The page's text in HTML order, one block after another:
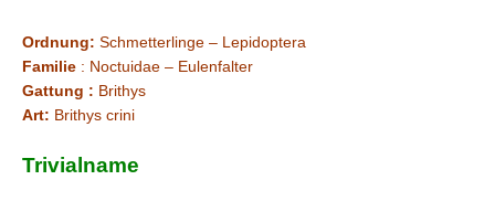
Ordnung: Schmetterlinge – Lepidoptera
Familie : Noctuidae – Eulenfalter
Gattung : Brithys
Art: Brithys crini
Trivialname